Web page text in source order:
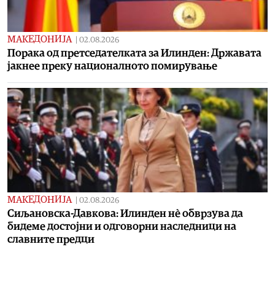
МАКЕДОНИЈА 02.08.2026
Порака од претседателката за Илинден: Државата
јакнее преку националното помирување
МАКЕДОНИЈА 02.08.2026
Сиљановска-Давкова: Илинден нè обврзува да
бидеме достојни и одговорни наследници на
славните предци